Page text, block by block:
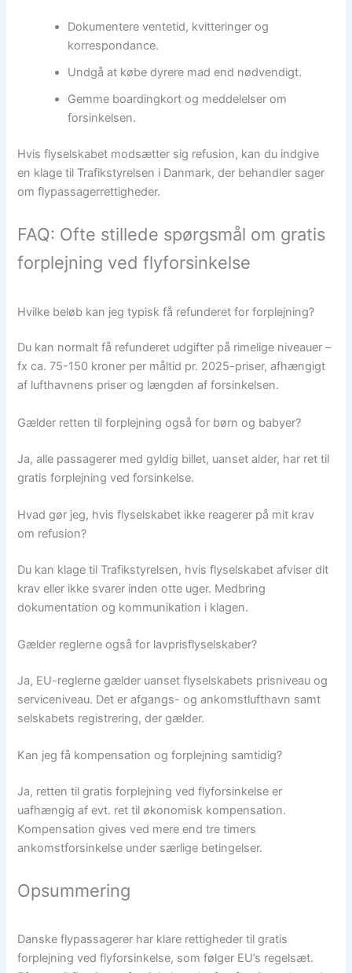
Dokumentere ventetid, kvitteringer og
korrespondance.
Undgå at købe dyrere mad end nødvendigt.
Gemme boardingkort og meddelelser om
forsinkelsen.
Hvis flyselskabet modsætter sig refusion, kan du indgive
en klage til Trafikstyrelsen i Danmark, der behandler sager
om flypassagerrettigheder.
FAQ: Ofte stillede spørgsmål om gratis
forplejning ved flyforsinkelse
Hvilke beløb kan jeg typisk få refunderet for forplejning?
Du kan normalt få refunderet udgifter på rimelige niveauer –
fx ca. 75-150 kroner per måltid pr. 2025-priser, afhængigt
af lufthavnens priser og længden af forsinkelsen.
Gælder retten til forplejning også for børn og babyer?
Ja, alle passagerer med gyldig billet, uanset alder, har ret til
gratis forplejning ved forsinkelse.
Hvad gør jeg, hvis flyselskabet ikke reagerer på mit krav
om refusion?
Du kan klage til Trafikstyrelsen, hvis flyselskabet afviser dit
krav eller ikke svarer inden otte uger. Medbring
dokumentation og kommunikation i klagen.
Gælder reglerne også for lavprisflyselskaber?
Ja, EU-reglerne gælder uanset flyselskabets prisniveau og
serviceniveau. Det er afgangs- og ankomstlufthavn samt
selskabets registrering, der gælder.
Kan jeg få kompensation og forplejning samtidig?
Ja, retten til gratis forplejning ved flyforsinkelse er
uafhængig af evt. ret til økonomisk kompensation.
Kompensation gives ved mere end tre timers
ankomstforsinkelse under særlige betingelser.
Opsummering
Danske flypassagerer har klare rettigheder til gratis
forplejning ved flyforsinkelse, som følger EU’s regelsæt.